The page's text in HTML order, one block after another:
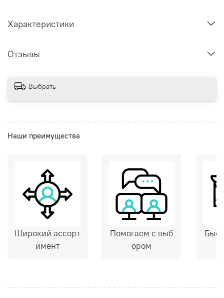
Характеристики
Отзывы
Выбрать
Наши преимущества
Широкий ассорт
имент
Помогаем с выб
ором